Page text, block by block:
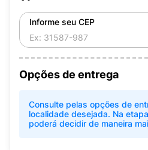
Informe seu CEP
Opções de entrega
Consulte pelas opções de
localidade desejada. Na
poderá decidir de maneira